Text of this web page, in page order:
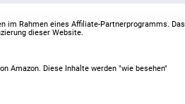
im Rahmen eines Affiliate-Partnerprogramms. Das
dieser Website.
Amazon. Diese Inhalte werden "wie besehen"